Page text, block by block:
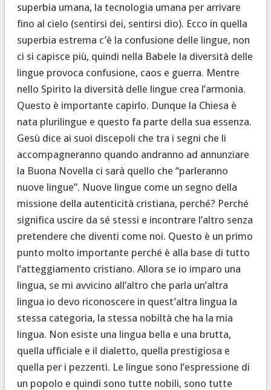
superbia umana, la tecnologia umana per arrivare
fino al cielo (sentirsi dei, sentirsi dio). Ecco in quella
superbia estrema c’è la confusione delle lingue, non
ci si capisce più, quindi nella Babele la diversità delle
lingue provoca confusione, caos e guerra. Mentre
nello Spirito la diversità delle lingue crea l’armonia.
Questo è importante capirlo. Dunque la Chiesa è
nata plurilingue e questo fa parte della sua essenza.
Gesù dice ai suoi discepoli che tra i segni che li
accompagneranno quando andranno ad annunziare
la Buona Novella ci sarà quello che “parleranno
nuove lingue”. Nuove lingue come un segno della
missione della autenticità cristiana, perché? Perché
significa uscire da sé stessi e incontrare l’altro senza
pretendere che diventi come noi. Questo è un primo
punto molto importante perché è alla base di tutto
l’atteggiamento cristiano. Allora se io imparo una
lingua, se mi avvicino all’altro che parla un’altra
lingua io devo riconoscere in quest’altra lingua la
stessa categoria, la stessa nobiltà che ha la mia
lingua. Non esiste una lingua bella e una brutta,
quella ufficiale e il dialetto, quella prestigiosa e
quella per i pezzenti. Le lingue sono l’espressione di
un popolo e quindi sono tutte nobili, sono tutte